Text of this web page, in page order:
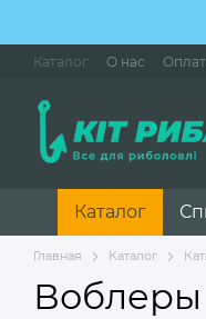
Каталог О нас
Каталог
Главная Каталог